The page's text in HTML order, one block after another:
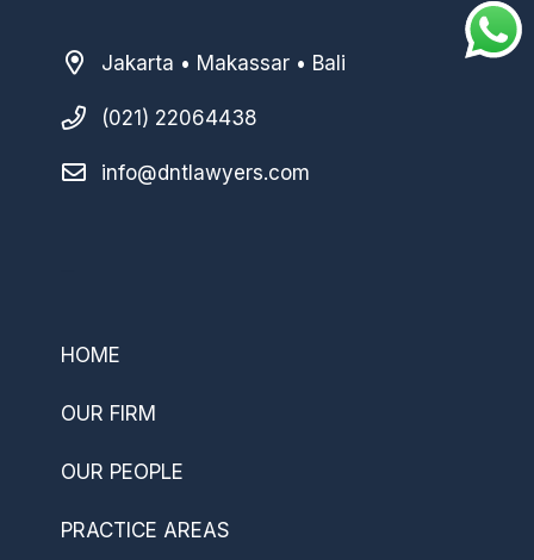
Jakarta • Makassar • Bali
(021) 22064438
info@dntlawyers.com
HOME
OUR FIRM
OUR PEOPLE
PRACTICE AREAS